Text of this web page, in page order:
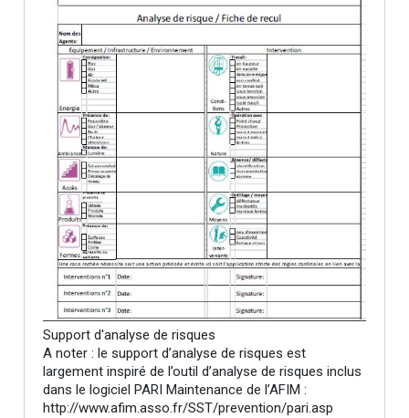
Support d'analyse de risques
A noter : le support d’analyse de risques est
largement inspiré de l’outil d’analyse de risques inclus
dans le logiciel PARI Maintenance de l’AFIM :
http://www.afim.asso.fr/SST/prevention/pari.asp